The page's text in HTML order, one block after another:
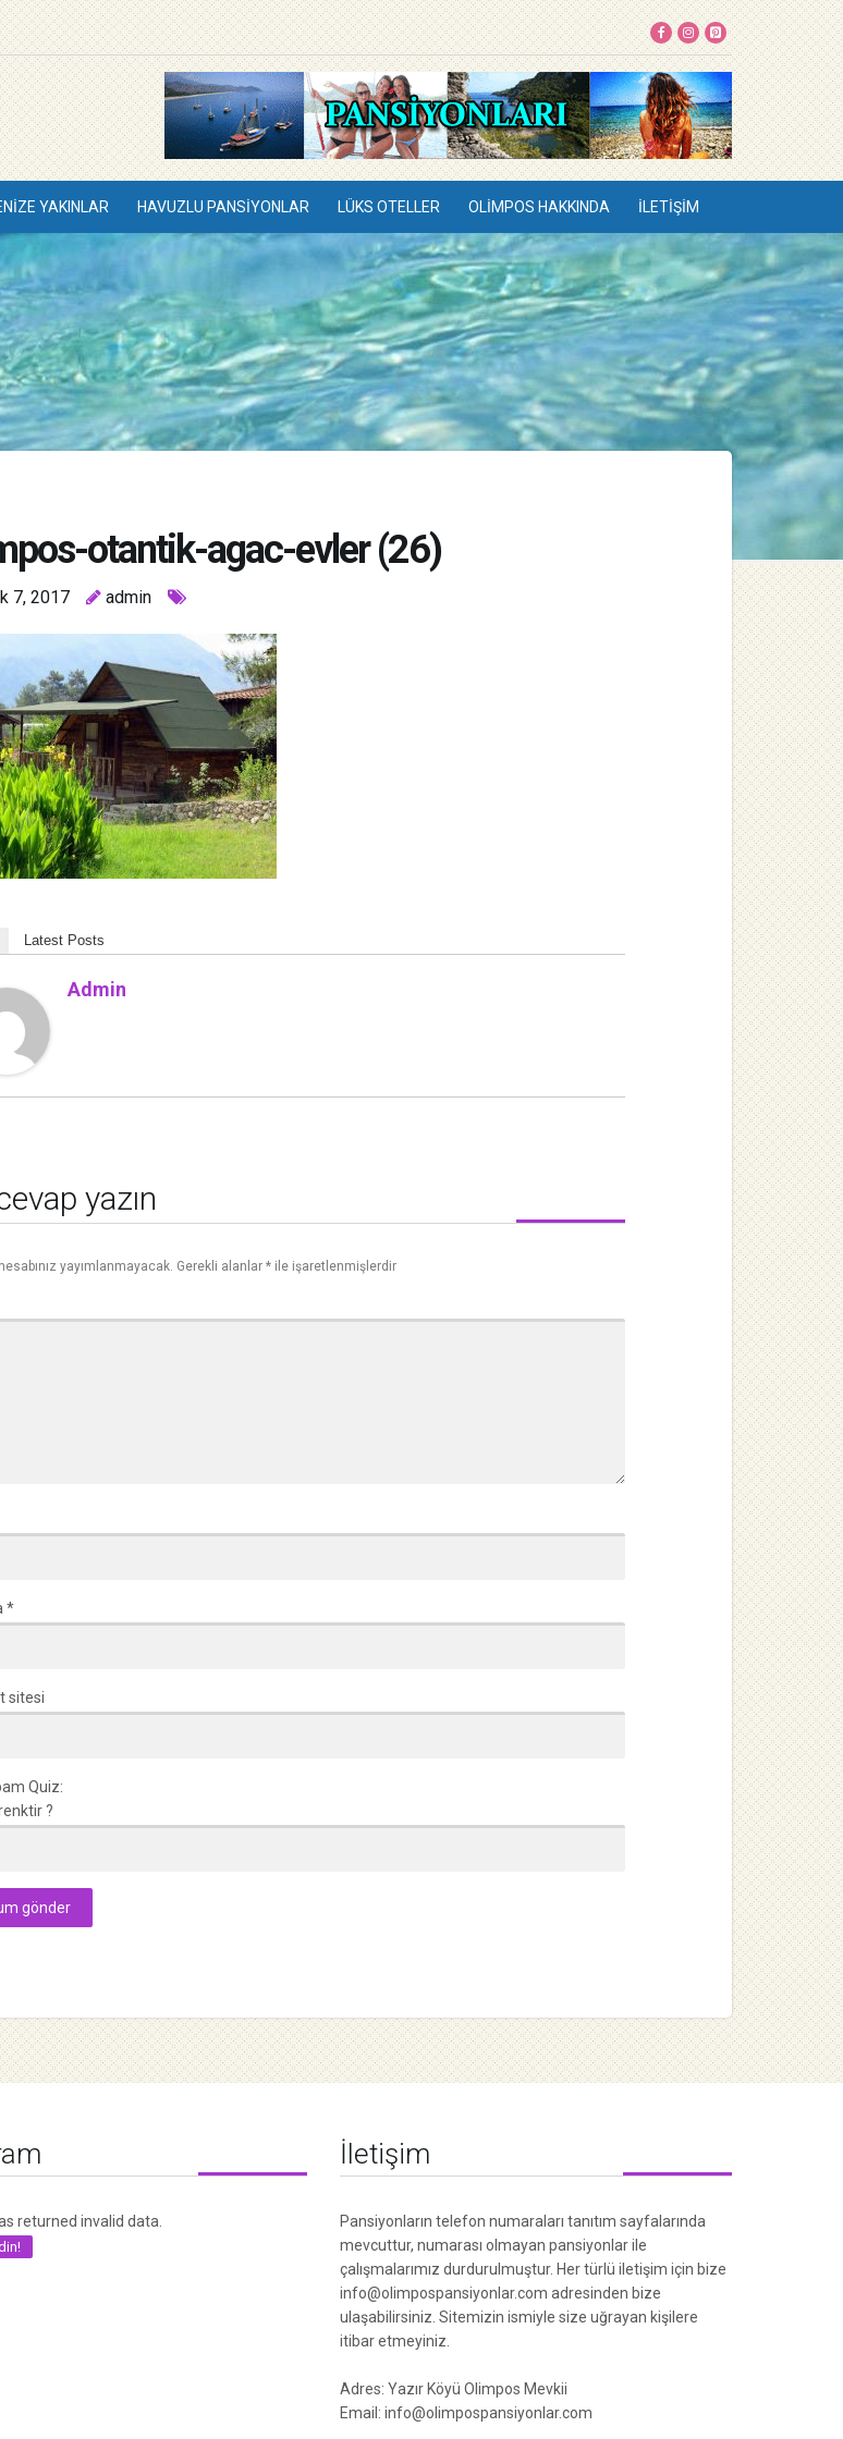
YAKINLAR HAVUZLU PANSIYONLAR LÜKS OTELLER OLIMPOS HAKKINDA İLETIŞIM
otantik-agac-evler (26)
7, 2017 admin
Latest Posts
Admin
yazın
yayımlanmayacak. Gerekli alanlar* ile işaretlenmişlerdir
*
sitesi
Quiz:
?
returned invalid data.
İletişim
Pansiyonların telefon numaraları tanıtım sayfalarında
mevcuttur, numarası olmayan pansiyonlar ile
çalışmalarımız durdurulmuştur. Her türlü iletişim için bize
info@olimpospansiyonlar.com adresinden bize
ulaşabilirsiniz. Sitemizin ismiyle size uğrayan kişilere
itibar etmeyiniz.
Adres: Yazır Köyü Olimpos Mevkii
Email: info@olimpospansiyonlar.com